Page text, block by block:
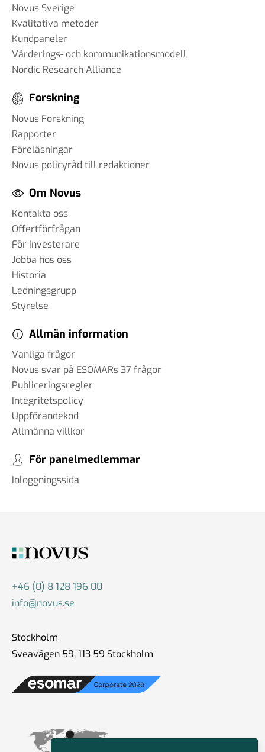
aspekter som påverkar
arbetslivet för tjänstemän
#91 - Robert Kindroth - att
extremism
28 mar 2025
#90 Martin Svensson - Hur
påverkar AI samhället – och
hur anpassar vi oss?
företagsklimatet i Sverige
#88 Thomas Matsson -
medieklimatet
12 feb 2025
#87 Brit Stakston
#85 Christoph Hofinger - en
#84 Christian Syse - Ukraina,
säkerhetspolitik och
Novus Sverige
Kvalitativa metoder
Kundpaneler
Värderings- och kommunikationsmodell
Nordic Research Alliance
Forskning
Novus Forskning
Rapporter
Föreläsningar
Novus policyråd till redaktioner
Om Novus
Kontakta oss
Offertförfrågan
För investerare
Jobba hos oss
Historia
Ledningsgrupp
Styrelse
Allmän information
Vanliga frågor
Novus svar på ESOMARs 37 frågor
Publiceringsregler
Integritetspolicy
Uppförandekod
Allmänna villkor
För panelmedlemmar
Inloggningssida
+46 (0) 8 128 196 00
info@novus.se
Stockholm
Sveavägen 59, 113 59 Stockholm